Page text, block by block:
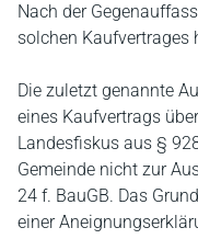
Nach der
solchen Kaufvertrages
Die zuletzt genannte
eines Kaufvertrags
Landesfiskus aus §
Gemeinde nicht zur
24 f. BauGB. Das
einer